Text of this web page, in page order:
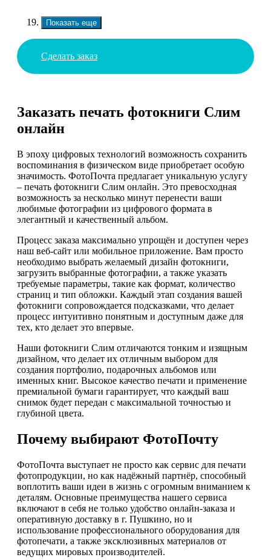
Показать еще
Сделать заказ
Заказать печать фотокниги Слим
онлайн
В эпоху цифровых технологий возможность сохранить
воспоминания в физическом виде приобретает особую
значимость. ФотоПочта предлагает уникальную услугу
– печать фотокниги Слим онлайн. Это превосходная
возможность за несколько минут перенести ваши
любимые фотографии из цифрового формата в
элегантный и качественный альбом.
Процесс заказа максимально упрощён и доступен через
наш веб-сайт или мобильное приложение. Вам просто
необходимо выбрать желаемый дизайн фотокниги,
загрузить выбранные фотографии, а также указать
требуемые параметры, такие как формат, количество
страниц и тип обложки. Каждый этап создания вашей
фотокниги сопровождается подсказками, что делает
процесс интуитивно понятным и доступным даже для
тех, кто делает это впервые.
Наши фотокниги Слим отличаются тонким и изящным
дизайном, что делает их отличным выбором для
создания портфолио, подарочных альбомов или
именных книг. Высокое качество печати и применение
премиальной бумаги гарантирует, что каждый ваш
снимок будет передан с максимальной точностью и
глубиной цвета.
Почему выбирают ФотоПочту
ФотоПочта выступает не просто как сервис для печати
фотопродукции, но как надёжный партнёр, способный
воплотить ваши идеи в жизнь с огромным вниманием к
деталям. Основные преимущества нашего сервиса
включают в себя не только удобство онлайн-заказа и
оперативную доставку в г. Пушкино, но и
использование профессионального оборудования для
фотопечати, а также эксклюзивных материалов от
ведущих мировых производителей.